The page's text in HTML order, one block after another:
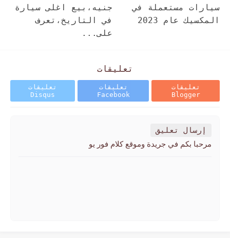
سيارات مستعملة في
المكسيك عام 2023
جنيه،بيع اغلى سيارة
في التاريخ،تعرف
على...
تعليقات
تعليقات
Blogger
تعليقات
Facebook
تعليقات
Disqus
إرسال تعليق
مرحبا بكم في جريدة وموقع كلام فور يو